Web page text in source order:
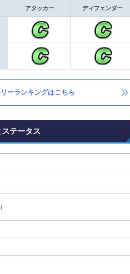
アタッカー ディフェンダー
ーランキングはこちら
テータス